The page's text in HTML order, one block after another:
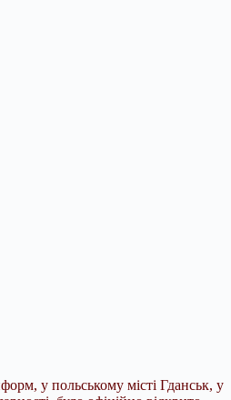
у польському місті Гданськ, у